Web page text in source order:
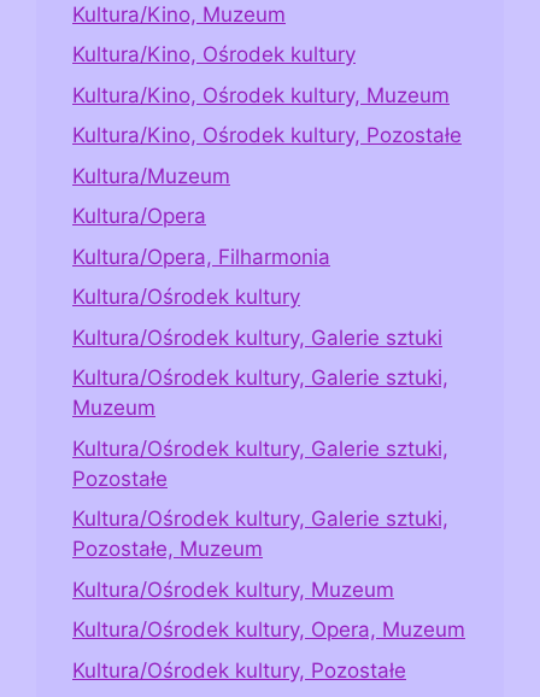
Kultura/Kino, Muzeum
Kultura/Kino, Ośrodek kultury
Kultura/Kino, Ośrodek kultury, Muzeum
Kultura/Kino, Ośrodek kultury, Pozostałe
Kultura/Muzeum
Kultura/Opera
Kultura/Opera, Filharmonia
Kultura/Ośrodek kultury
Kultura/Ośrodek kultury, Galerie sztuki
Kultura/Ośrodek kultury, Galerie sztuki,
Muzeum
Kultura/Ośrodek kultury, Galerie sztuki,
Pozostałe
Kultura/Ośrodek kultury, Galerie sztuki,
Pozostałe, Muzeum
Kultura/Ośrodek kultury, Muzeum
Kultura/Ośrodek kultury, Opera, Muzeum
Kultura/Ośrodek kultury, Pozostałe